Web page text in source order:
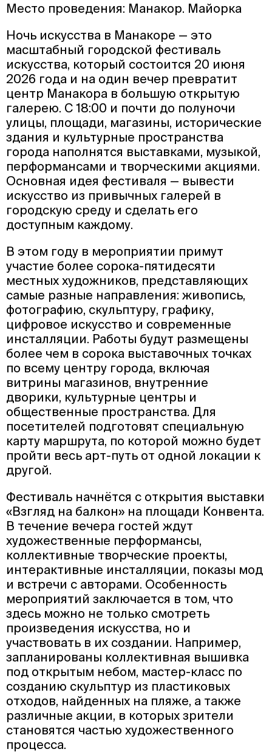
Место проведения: Манакор. Майорка
Ночь искусства в Манакоре — это
масштабный городской фестиваль
искусства, который состоится 20 июня
2026 года и на один вечер превратит
центр Манакора в большую открытую
галерею. С 18:00 и почти до полуночи
улицы, площади, магазины, исторические
здания и культурные пространства
города наполнятся выставками, музыкой,
перформансами и творческими акциями.
Основная идея фестиваля — вывести
искусство из привычных галерей в
городскую среду и сделать его
доступным каждому.
В этом году в мероприятии примут
участие более сорока-пятидесяти
местных художников, представляющих
самые разные направления: живопись,
фотографию, скульптуру, графику,
цифровое искусство и современные
инсталляции. Работы будут размещены
более чем в сорока выставочных точках
по всему центру города, включая
витрины магазинов, внутренние
дворики, культурные центры и
общественные пространства. Для
посетителей подготовят специальную
карту маршрута, по которой можно будет
пройти весь арт-путь от одной локации к
другой.
Фестиваль начнётся с открытия выставки
«Взгляд на балкон» на площади Конвента.
В течение вечера гостей ждут
художественные перформансы,
коллективные творческие проекты,
интерактивные инсталляции, показы мод
и встречи с авторами. Особенность
мероприятий заключается в том, что
здесь можно не только смотреть
произведения искусства, но и
участвовать в их создании. Например,
запланированы коллективная вышивка
под открытым небом, мастер-класс по
созданию скульптур из пластиковых
отходов, найденных на пляже, а также
различные акции, в которых зрители
становятся частью художественного
процесса.